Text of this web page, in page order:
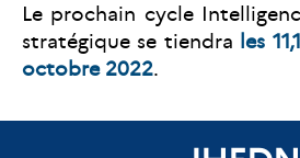
Le prochain cycle
stratégique se tiendra les
octobre 2022.